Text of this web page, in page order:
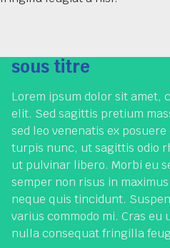
sous titre
Lorem ipsum dolor sit amet,
elit. Sed sagittis pretium
sed leo venenatis ex
turpis nunc, ut sagittis odio
ut pulvinar libero. Morbi eu
semper non risus in
neque quis tincidunt.
varius commodo mi. Cras
nulla consequat fringilla